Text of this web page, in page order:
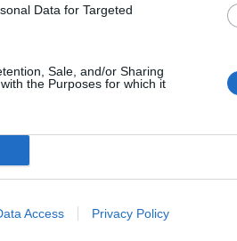
Data for Targeted
Sale, and/or Sharing
the Purposes for which it
Access Privacy Policy